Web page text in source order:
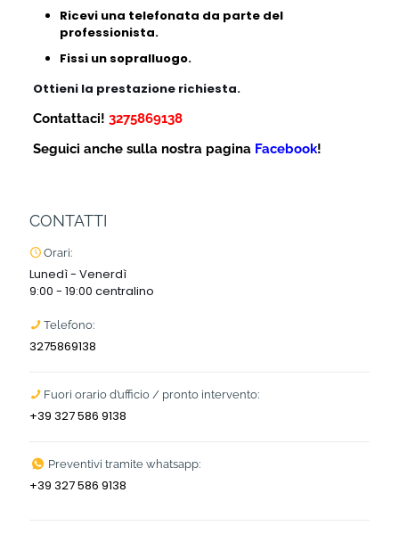
Ricevi una telefonata da parte del
professionista.
Fissi un sopralluogo.
Ottieni la prestazione richiesta.
Contattaci! 3275869138
Seguici anche sulla nostra pagina Facebook!
CONTATTI
Orari:
Lunedì - Venerdì
9:00 - 19:00 centralino
Telefono:
3275869138
Fuori orario d’ufficio / pronto intervento:
+39 327 586 9138
Preventivi tramite whatsapp:
+39 327 586 9138